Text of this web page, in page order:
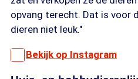
opvang terecht. Dat is voor
dieren niet leuk."
Bekijk op Instagram